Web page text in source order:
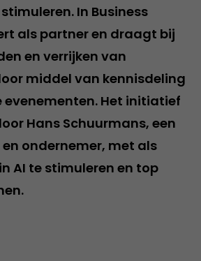
In Business
als partner en draagt bij
en verrijken van
middel van kennisdeling
evenementen. Het initiatief
Hans Schuurmans, een
ondernemer, met als
AI te stimuleren en top